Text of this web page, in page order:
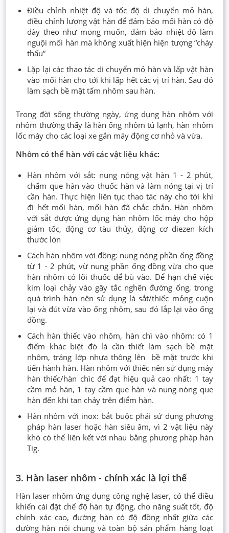
Điều chỉnh nhiệt độ và tốc độ di chuyển mỏ hàn,
điều chỉnh lượng vật hàn để đảm bảo mối hàn có độ
dày theo như mong muốn, đảm bảo nhiệt độ làm
nguội mối hàn mà không xuất hiện hiện tượng “cháy
thấu”
Lặp lại các thao tác di chuyển mỏ hàn và lấp vật hàn
vào mối hàn cho tới khi lấp hết các vị trí hàn. Sau đó
làm sạch bề mặt tấm nhôm sau hàn.
Trong đời sống thường ngày, ứng dụng hàn nhôm với
nhôm thường thấy là hàn ống nhôm tủ lạnh, hàn nhôm
lốc máy cho các loại xe gắn máy động cơ nhỏ và vừa.
Nhôm có thể hàn với các vật liệu khác:
Hàn nhôm với sắt: nung nóng vật hàn 1 - 2 phút,
chấm que hàn vào thuốc hàn và làm nóng tại vị trí
cần hàn. Thực hiện liên tục thao tác này cho tới khi
đi hết mối hàn, mối hàn đã chắc chắn. Hàn nhôm
với sắt được ứng dụng hàn nhôm lốc máy cho hộp
giảm tốc, động cơ tàu thủy, động cơ diezen kích
thước lớn
Cách hàn nhôm với đồng: nung nóng phần ống đồng
từ 1 - 2 phút, vừ nung phần ống đồng vừa cho que
hàn nhôm có lõi thuốc để bù vào. Để hạn chế việc
kim loại chảy vào gây tắc nghẽn đường ống, trong
quá trình hàn nên sử dụng lá sắt/thiếc mỏng cuộn
lại và đút vừa vào ống nhôm, sau đó lắp lại vào ống
đồng.
Cách hàn thiếc vào nhôm, hàn chì vào nhôm: có 1
điểm khác biệt đó là cần thiết làm sạch bề mặt
nhôm, tráng lớp nhựa thông lên bề mặt trước khi
tiến hành hàn. Hàn nhôm với thiếc nên sử dụng máy
hàn thiếc/hàn chìc để đạt hiệu quả cao nhất: 1 tay
cầm mỏ hàn, 1 tay cầm que hàn và nung nóng que
hàn đến khi tan chảy trên điểm hàn.
Hàn nhôm với inox: bắt buộc phải sử dụng phương
pháp hàn laser hoặc hàn siêu âm, vì 2 vật liệu này
khó có thể liên kết với nhau bằng phương pháp hàn
Tig.
3. Hàn laser nhôm - chính xác là lợi thế
Hàn laser nhôm ứng dụng công nghệ laser, có thể điều
khiển cài đặt chế độ hàn tự động, cho năng suất tốt, độ
chính xác cao, đường hàn có độ đồng nhất giữa các
đường hàn nói chung và toàn bộ sản phẩm hàng loạt